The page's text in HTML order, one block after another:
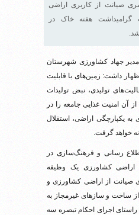
صیانت از کاربری اراضی
گرامیداشت هفته خاک در
جهاد کشاورزی شهرستان
داشت: زمین‌های با قابلیت
تولیدی، نبض تولیدات
آن امنیت غذایی جامعه را در
به یکپارچگی اراضی، استقلال
خواهد گرفت.
رسانی و فرهنگ‌سازی در
کشاورزی یک وظیفه
صیانت از اراضی کشاورزی و
ساخت و سازهای غیرمجاز به
در راستای اجرای احکام تبصره سه